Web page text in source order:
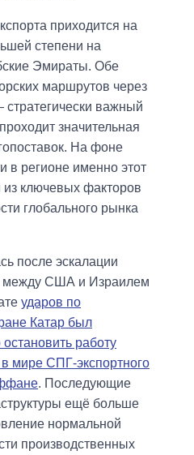
приходится на
степени на
Эмираты. Обе
маршрутов через
важный
значительная
На фоне
в регионе именно этот
ключевых факторов
глобального рынка
после эскалации
между США и Израилем
ударов по
Катар был
работу
мире СПГ-экспортного
. Последующие
ещё больше
нормальной
производственных